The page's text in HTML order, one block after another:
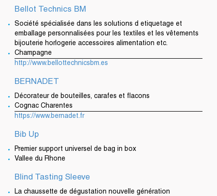
Bellot Technics BM
Société spécialisée dans les solutions d etiquetage et
emballage personnalisées pour les textiles et les vêtements
bijouterie horlogerie accessoires alimentation etc.
Champagne
http://www.bellottechnicsbm.es
BERNADET
Décorateur de bouteilles, carafes et flacons
Cognac Charentes
https://www.bernadet.fr
Bib Up
Premier support universel de bag in box
Vallee du Rhone
Blind Tasting Sleeve
La chaussette de dégustation nouvelle génération